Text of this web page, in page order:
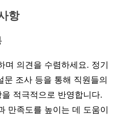
항
며 의견을 수렴하세요. 정기
문 조사 등을 통해 직원들의
적극적으로 반영합니다.
만족도를 높이는 데 도움이